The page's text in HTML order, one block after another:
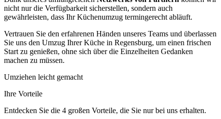
nicht nur die Verfügbarkeit sicherstellen, sondern auch
gewährleisten, dass Ihr Küchenumzug termingerecht abläuft.
Vertrauen Sie den erfahrenen Händen unseres Teams und überlassen
Sie uns den Umzug Ihrer Küche in Regensburg, um einen frischen
Start zu genießen, ohne sich über die Einzelheiten Gedanken
machen zu müssen.
Umziehen leicht gemacht
Ihre Vorteile
Entdecken Sie die 4 großen Vorteile, die Sie nur bei uns erhalten.